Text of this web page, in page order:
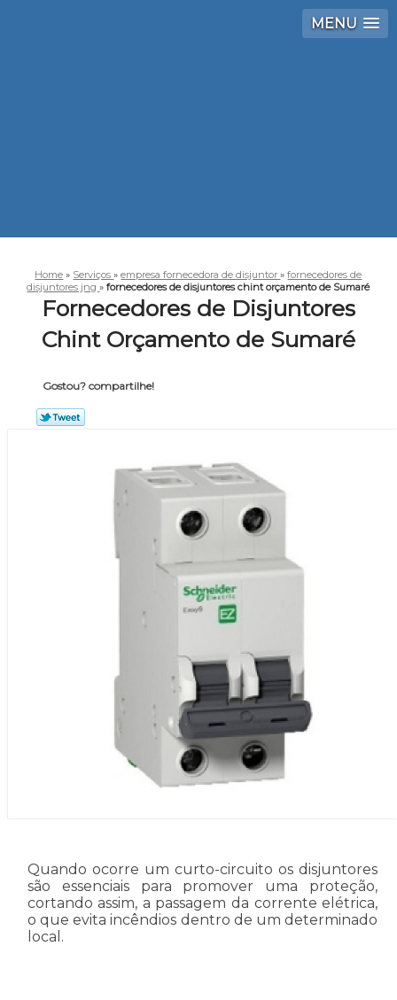
MENU
Home » Serviços»empresa fornecedora de disjuntor»fornecedores de
disjuntores jng»fornecedores de disjuntores chint orçamento de Sumaré
Fornecedores de Disjuntores
Chint Orçamento de Sumaré
Gostou? compartilhe!
Quando ocorre um curto-circuito os disjuntores
são essenciais para promover uma proteção,
cortando assim, a passagem da corrente elétrica,
o que evita incêndios dentro de um determinado
local.